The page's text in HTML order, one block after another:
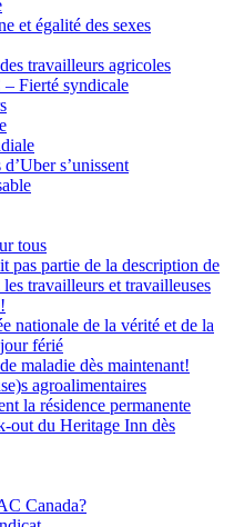
et égalité des sexes
travailleurs agricoles
Fierté syndicale
s’unissent
tous
pas partie de la description de
les travailleurs et travailleuses
nationale de la vérité et de la
férié
maladie dès maintenant!
agroalimentaires
la résidence permanente
out du Heritage Inn dès
Canada?